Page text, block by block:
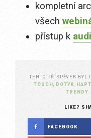
kompletní
všech
přístup k
TENTO PŘÍSPĚVEK BYL
TOUCH
DOTYK
TRENDY
LIKE?
FACEBOOK